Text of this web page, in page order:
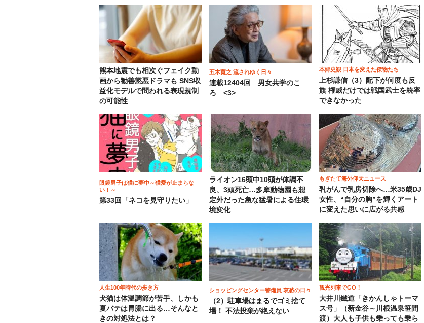
熊本地震でも相次ぐフェイク動
画から勧善懲悪ドラマも SNS収
益化モデルで問われる表現規制
の可能性
五木寛之 流されゆく日々
連載12404回 男女共学のこ
ろ <3>
本郷史観 日本を変えた傑物たち
上杉謙信（3）配下が何度も反
旗 権威だけでは戦国武士を統率
できなかった
眼鏡男子は猫に夢中～猫愛が止まらな
い！～
第33回「ネコを見守りたい」
ライオン16頭中10頭が体調不
良、3頭死亡…多摩動物園も想
定外だった急な猛暑による住環
境変化
もぎたて海外仰天ニュース
乳がんで乳房切除へ…米35歳DJ
女性、“自分の胸”を輝くアート
に変えた思いに広がる共感
人生100年時代の歩き方
犬猫は体温調節が苦手、しかも
夏バテは胃腸に出る…そんなと
きの対処法とは？
ショッピングセンター警備員 哀愁の日々
（2）駐車場はまるでゴミ捨て
場！ 不法投棄が絶えない
観光列車でGO！
大井川鐵道「きかんしゃトーマ
ス号」（新金谷～川根温泉笹間
渡）大人も子供も乗っても乗ら